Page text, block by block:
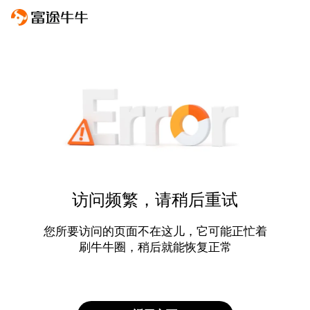
访问频繁，请稍后重试
您所要访问的页面不在这儿，它可能正忙着
刷牛牛圈，稍后就能恢复正常